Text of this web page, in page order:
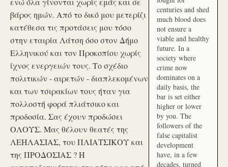
βάρος ημών. Από το δικό μου μετερίζι
κατέθεσα τις προτάσεις μου τόσο
στην εταιρία Λάτση όσο στον Δήμο
Ελληνικού και τον Προκοπίου χωρίς
ίχνος ενεργειών τους. Το σχέδιο
πολιτικών - αιρετών - διαπλεκομένων
και των τσιρακίων τους ήταν για
πολλοστή φορά πλιάτσικο και
προδοσία. Σας έχουν προδώσει
ΟΛΟΥΣ. Μας θέλουν θεατές της
ΛΕΗΛΑΣΙΑΣ, του ΠΛΙΑΤΣΙΚΟΥ και
της ΠΡΟΔΟΣΙΑΣ ? Η
centuries and shed
much blood does
not ensure a
viable and healthy
future. In a
society where
crime now
dominates on a
daily basis, the
bar is set either
higher or lower
by you. The
followers of the
false capitalist
development
have, in a few
decades, turned